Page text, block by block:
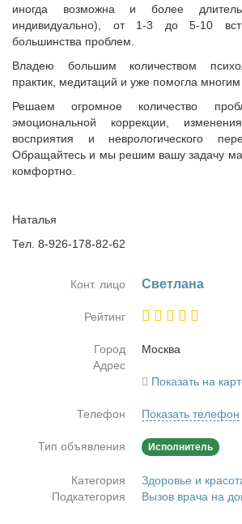
иногда возможна и более
индивидуально), от 1-3 до 5-10
большинства проблем.
Владею большим количеством
практик, медитаций и уже помогла
Решаем огромное количество
эмоциональной коррекции, изменения
восприятия и неврологического
Обращайтесь и мы решим вашу задачу
комфортно.
Наталья
Тел. 8-926-178-82-62
Конт. лицо Свет­ла­на
Рейтинг
Город
Москва
Адрес
Показать на
Телефон Показать телефон
Тип объявления Исполнитель
Категория
Здоровье и
Подкатегория
Вызов врача на